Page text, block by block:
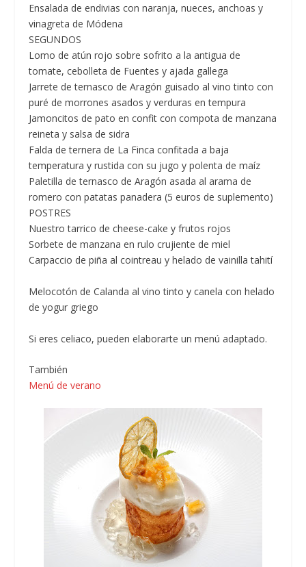
Ensalada de endivias con naranja, nueces, anchoas y
vinagreta de Módena
SEGUNDOS
Lomo de atún rojo sobre sofrito a la antigua de
tomate, cebolleta de Fuentes y ajada gallega
Jarrete de ternasco de Aragón guisado al vino tinto con
puré de morrones asados y verduras en tempura
Jamoncitos de pato en confit con compota de manzana
reineta y salsa de sidra
Falda de ternera de La Finca confitada a baja
temperatura y rustida con su jugo y polenta de maíz
Paletilla de ternasco de Aragón asada al arama de
romero con patatas panadera (5 euros de suplemento)
POSTRES
Nuestro tarrico de cheese-cake y frutos rojos
Sorbete de manzana en rulo crujiente de miel
Carpaccio de piña al cointreau y helado de vainilla tahití
Melocotón de Calanda al vino tinto y canela con helado
de yogur griego
Si eres celiaco, pueden elaborarte un menú adaptado.
También
Menú de verano